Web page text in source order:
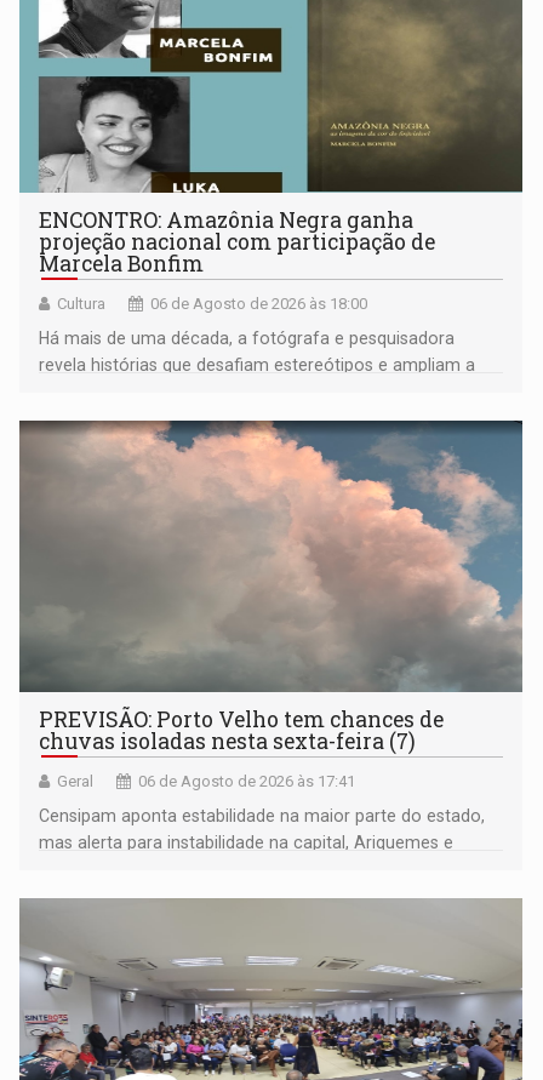
ENCONTRO: Amazônia Negra ganha
projeção nacional com participação de
Marcela Bonfim
Cultura 06 de Agosto de 2026 às 18:00
Há mais de uma década, a fotógrafa e pesquisadora
revela histórias que desafiam estereótipos e ampliam a
negras
PREVISÃO: Porto Velho tem chances de
chuvas isoladas nesta sexta-feira (7)
Geral 06 de Agosto de 2026 às 17:41
Censipam aponta estabilidade na maior parte do estado,
mas alerta para instabilidade na capital, Ariquemes e